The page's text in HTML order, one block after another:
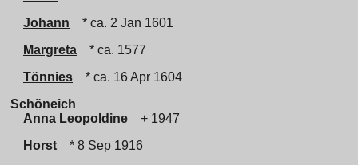
Johann
* ca. 2 Jan 1601
Margreta
* ca. 1577
Tönnies
* ca. 16 Apr 1604
Schöneich
Anna Leopoldine
+ 1947
Horst
* 8 Sep 1916